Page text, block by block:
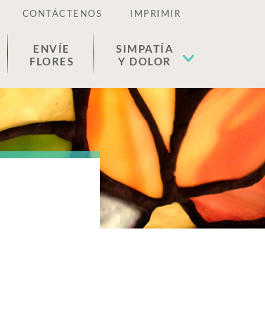
CONTÁCTENOS IMPRIMIR
ENVÍE
FLORES
SIMPATÍA
Y DOLOR